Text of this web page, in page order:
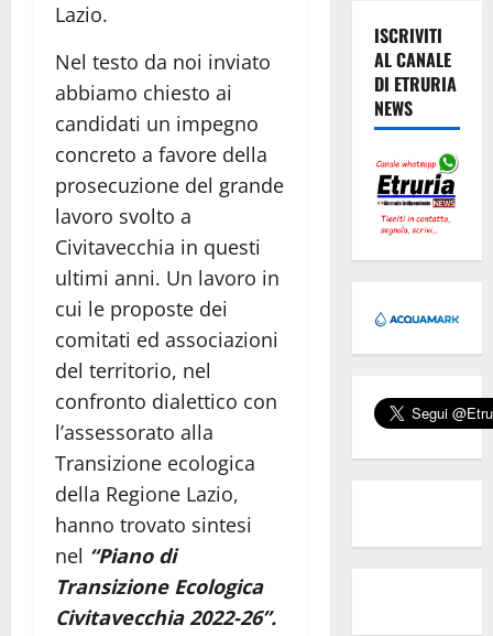
Lazio.
Nel testo da noi inviato
abbiamo chiesto ai
candidati un impegno
concreto a favore della
prosecuzione del grande
lavoro svolto a
Civitavecchia in questi
ultimi anni. Un lavoro in
cui le proposte dei
comitati ed associazioni
del territorio, nel
confronto dialettico con
l’assessorato alla
Transizione ecologica
della Regione Lazio,
hanno trovato sintesi
nel “Piano di
Transizione Ecologica
Civitavecchia 2022-26”.
ISCRIVITI
AL CANALE
DI ETRURIA
NEWS